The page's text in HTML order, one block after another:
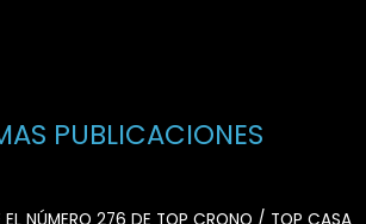
PUBLICACIONES